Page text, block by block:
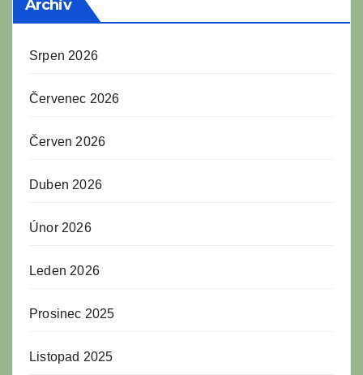
Archiv
Srpen 2026
Červenec 2026
Červen 2026
Duben 2026
Únor 2026
Leden 2026
Prosinec 2025
Listopad 2025